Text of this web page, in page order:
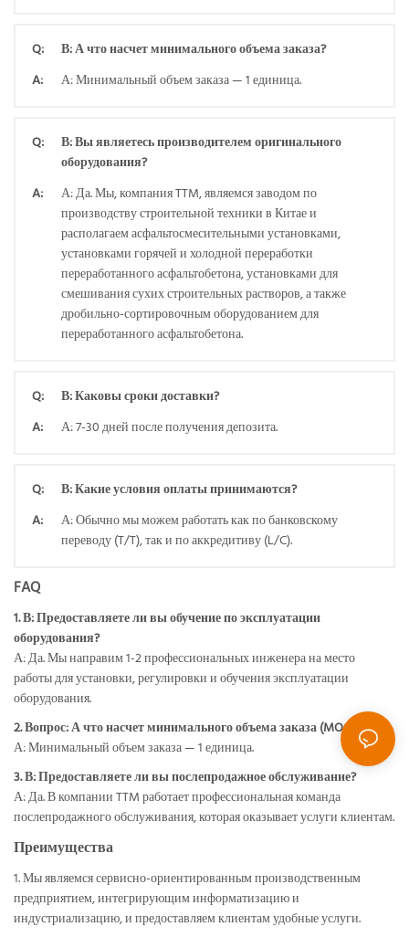
Q:
В: А что насчет минимального объема заказа?
A:
А: Минимальный объем заказа — 1 единица.
Q:
В: Вы являетесь производителем оригинального
оборудования?
A:
А: Да. Мы, компания TTM, являемся заводом по
производству строительной техники в Китае и
располагаем асфальтосмесительными установками,
установками горячей и холодной переработки
переработанного асфальтобетона, установками для
смешивания сухих строительных растворов, а также
дробильно-сортировочным оборудованием для
переработанного асфальтобетона.
Q:
В: Каковы сроки доставки?
A:
А: 7-30 дней после получения депозита.
Q:
В: Какие условия оплаты принимаются?
A:
А: Обычно мы можем работать как по банковскому
переводу (T/T), так и по аккредитиву (L/C).
FAQ
1. В: Предоставляете ли вы обучение по эксплуатации
оборудования?
А: Да. Мы направим 1-2 профессиональных инженера на место
работы для установки, регулировки и обучения эксплуатации
оборудования.
2. Вопрос: А что насчет минимального объема заказа (MOQ)?
А: Минимальный объем заказа — 1 единица.
3. В: Предоставляете ли вы послепродажное обслуживание?
А: Да. В компании TTM работает профессиональная команда
послепродажного обслуживания, которая оказывает услуги клиентам.
Преимущества
1. Мы являемся сервисно-ориентированным производственным
предприятием, интегрирующим информатизацию и
индустриализацию, и предоставляем клиентам удобные услуги.